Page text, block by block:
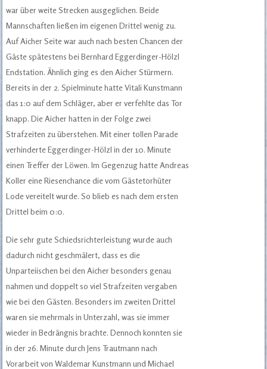
war über weite Strecken ausgeglichen. Beide
Mannschaften ließen im eigenen Drittel wenig zu.
Auf Aicher Seite war auch nach besten Chancen der
Gäste spätestens bei Bernhard Eggerdinger-Hölzl
Endstation. Ähnlich ging es den Aicher Stürmern.
Bereits in der 2. Spielminute hatte Vitali Kunstmann
das 1:0 auf dem Schläger, aber er verfehlte das Tor
knapp. Die Aicher hatten in der Folge zwei
Strafzeiten zu überstehen. Mit einer tollen Parade
verhinderte Eggerdinger-Hölzl in der 10. Minute
einen Treffer der Löwen. Im Gegenzug hatte Andreas
Koller eine Riesenchance die vom Gästetorhüter
Lode vereitelt wurde. So blieb es nach dem ersten
Drittel beim 0:0.
Die sehr gute Schiedsrichterleistung wurde auch
dadurch nicht geschmälert, dass es die
Unparteiischen bei den Aicher besonders genau
nahmen und doppelt so viel Strafzeiten vergaben
wie bei den Gästen. Besonders im zweiten Drittel
waren sie mehrmals in Unterzahl, was sie immer
wieder in Bedrängnis brachte. Dennoch konnten sie
in der 26. Minute durch Jens Trautmann nach
Vorarbeit von Waldemar Kunstmann und Michael